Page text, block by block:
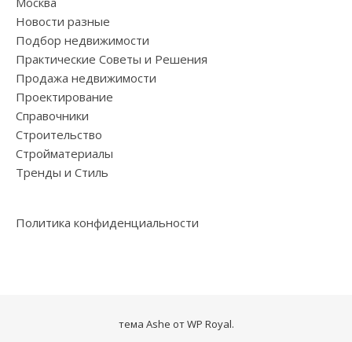
Новости разные
Подбор недвижимости
Практические Советы и Решения
Продажа недвижимости
Проектирование
Справочники
Строительство
Стройматериалы
Тренды и Стиль
Политика конфиденциальности
тема Ashe отWP Royal.